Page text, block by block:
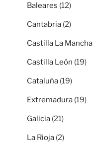
Baleares (12)
Cantabria (2)
Castilla La Mancha
Castilla León (19)
Cataluña (19)
Extremadura (19)
Galicia (21)
La Rioja (2)